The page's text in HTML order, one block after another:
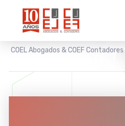
COEL Abogados & COEF Contadores